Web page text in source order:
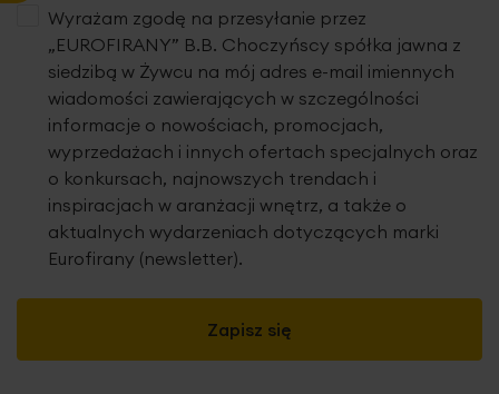
Zapisz się
Wyrażam zgodę na przesyłanie przez
„EUROFIRANY” B.B. Choczyńscy spółka jawna z
siedzibą w Żywcu na mój adres e-mail imiennych
wiadomości zawierających w szczególności
informacje o nowościach, promocjach,
wyprzedażach i innych ofertach specjalnych oraz
o konkursach, najnowszych trendach i
inspiracjach w aranżacji wnętrz, a także o
aktualnych wydarzeniach dotyczących marki
Eurofirany (newsletter).